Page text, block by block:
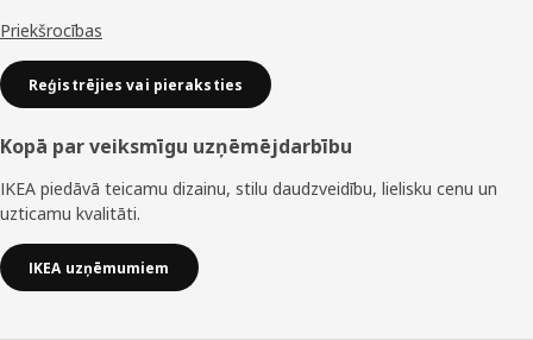
Priekšrocības
Reģistrējies vai pieraksties
Kopā par veiksmīgu uzņēmējdarbību
IKEA piedāvā teicamu dizainu, stilu daudzveidību, lielisku cenu un
uzticamu kvalitāti.
IKEA uzņēmumiem